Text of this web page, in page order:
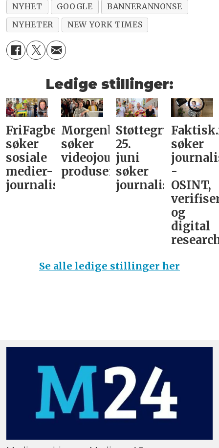
NYHET GOOGLE
BANNERANNONSE
NYHETER
NEW YORK TIMES
Ledige stillinger:
FriFagbevegelse
søker
sosiale
medier-
journalist
Morgenbladet
søker
videojournalist/podkast-
produsent
Støttegruppa
25.
juni
søker
journalist
søker
-
OSINT,
og
digital
Se alle ledige stillinger her